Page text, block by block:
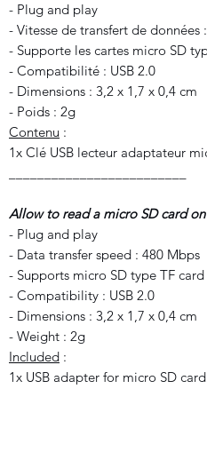
- Plug and play
- Vitesse de transfert de données
- Supporte les cartes micro SD
- Compatibilité : USB 2.0
- Dimensions : 3,2 x 1,7 x 0,4 cm
- Poids : 2g
Contenu :
1x Clé USB lecteur adaptateur
Allow to read a micro SD card on
- Plug and play
- Data transfer speed : 480 Mbps
- Supports micro SD type TF
- Compatibility : USB 2.0
- Dimensions : 3,2 x 1,7 x 0,4 cm
- Weight : 2g
Included :
1x USB adapter for micro SD